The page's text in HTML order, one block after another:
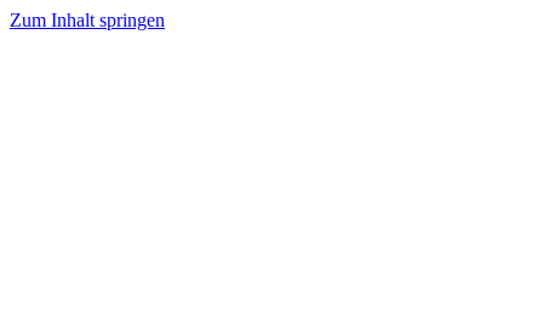
Zum Inhalt springen